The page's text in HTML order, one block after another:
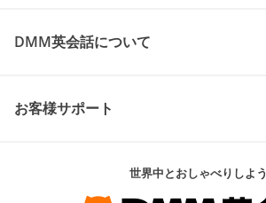
DMM英会話について
お客様サポート
世界中とおしゃべりしよう